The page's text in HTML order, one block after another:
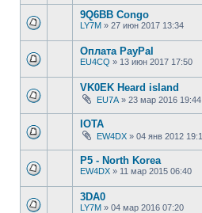
9Q6BB Congo
LY7M » 27 июн 2017 13:34
Оплата PayPal
EU4CQ » 13 июн 2017 17:50
VK0EK Heard island
EU7A » 23 мар 2016 19:44
IOTA
EW4DX » 04 янв 2012
P5 - North Korea
EW4DX » 11 мар 2015 06:40
3DA0
LY7M » 04 мар 2016 07:20